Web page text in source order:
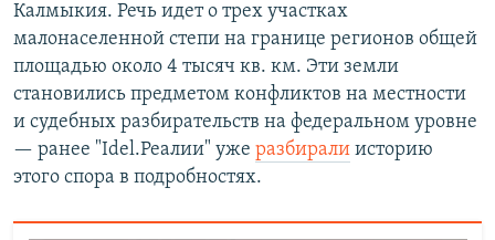
Калмыкия. Речь идет о трех участках
малонаселенной степи на границе регионов общей
площадью около 4 тысяч кв. км. Эти земли
становились предметом конфликтов на местности
и судебных разбирательств на федеральном уровне
— ранее "Idel.Реалии" уже разбирали историю
этого спора в подробностях.